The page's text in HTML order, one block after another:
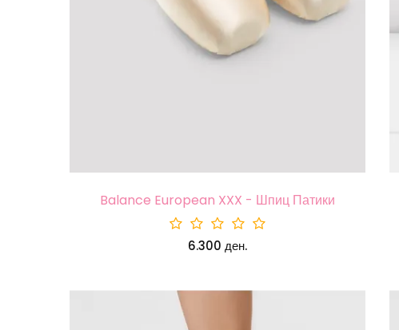
Balance European XXX - Шпиц Патики
6.300 ден.